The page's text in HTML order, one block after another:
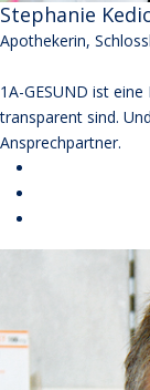
Stephanie
Apothekerin,
1A-GESUND ist
transparent sind.
Ansprechpartner.